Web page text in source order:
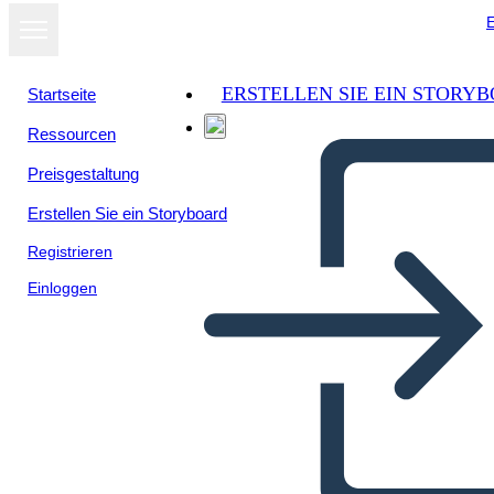
Startseite
Ressourcen
Preisgestaltung
Erstellen Sie ein Storyboard
Registrieren
Einloggen
ERSTELLEN SIE EIN